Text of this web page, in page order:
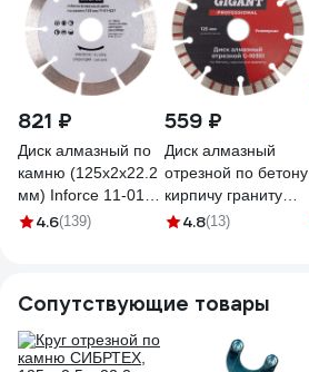
821 ₽
Диск алмазный по
камню (125х2x22.2
мм) Inforce 11-01-
0274.6(139)
559 ₽
Диск алмазный
отрезной по бетону
кирпичу граниту
125 мм Gigant G-
4.8(13)
Сопутствующие товары